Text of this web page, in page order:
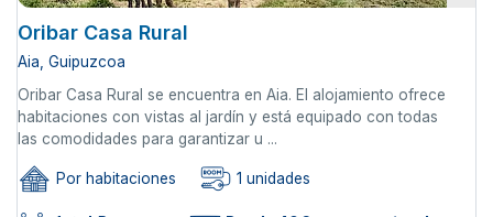
Oribar Casa Rural
Aia, Guipuzcoa
Oribar Casa Rural se encuentra en Aia. El alojamiento ofrece
habitaciones con vistas al jardín y está equipado con todas
las comodidades para garantizar u ...
Por habitaciones 1 unidades